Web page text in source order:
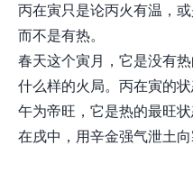
丙在寅只是论丙火有温，
而不是有热。
春天这个寅月，它是没有
什么样的火局。丙在寅的
午为帝旺，它是热的最旺
在戌中，用辛金强气泄土